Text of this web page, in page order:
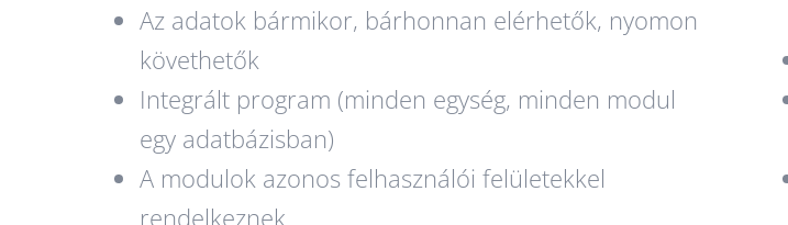
Az adatok bármikor, bárhonnan elérhetők, nyomon
követhetők
Integrált program (minden egység, minden modul
egy adatbázisban)
A modulok azonos felhasználói felületekkel
rendelkeznek